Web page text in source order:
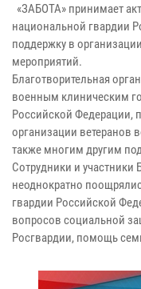
«ЗАБОТА» принимает
национальной гвардии
поддержку в
мероприятий.
Благотворительная
военным клиническим
Российской Федерации,
организации ветеранов
также многим другим
Сотрудники и
неоднократно
гвардии Российской
вопросов социальной
Росгвардии, помощь